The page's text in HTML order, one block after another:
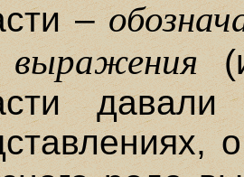
–
выражения